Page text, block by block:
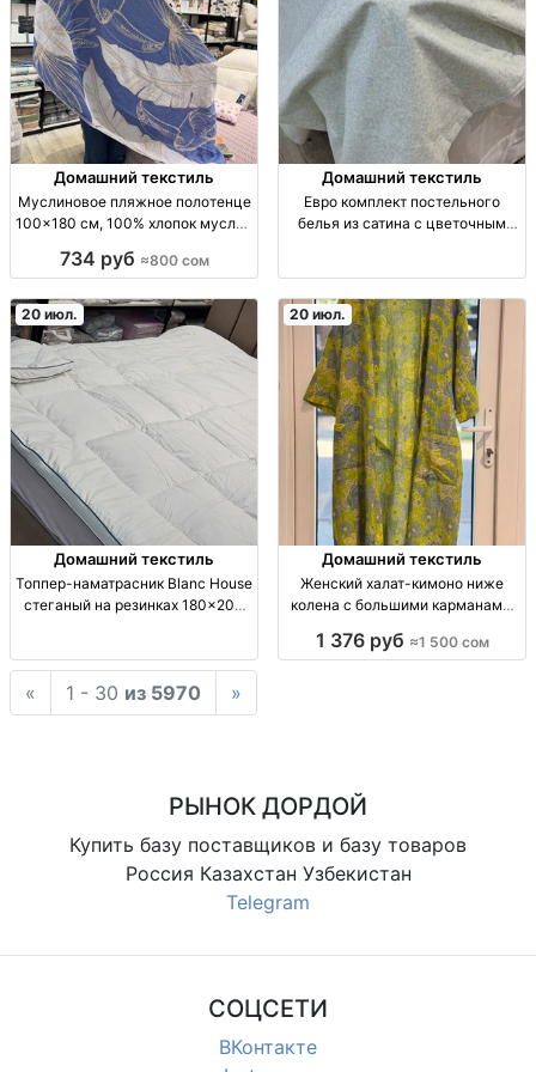
Домашний текстиль
Муслиновое пляжное полотенце
100×180 см, 100% хлопок муслин
муслин (хл. 100%); размер
быстровпит./сохн.
734 руб ≈800 сом
Домашний текстиль
Евро комплект постельного
белья из сатина с цветочным
гладк. ткань, приятн. на ощупь, не
садится, не линяет, мен
20 июл.
Домашний текстиль
Топпер-наматрасник Blanc House
стеганый на резинках 180×200
Blanc House 180×200 см,
кассетная стежка (кв.), плотн.
наполнитель, напо
20 июл.
Домашний текстиль
Женский халат-кимоно ниже
колена с большими карманами,
халат-кимоно, длина ниже
1 376 руб ≈1 500 сом
« 1 - 30 из 5970 »
РЫНОК ДОРДОЙ
Купить базу поставщиков и базу товаров
Россия Казахстан Узбекистан
Telegram
СОЦСЕТИ
ВКонтакте